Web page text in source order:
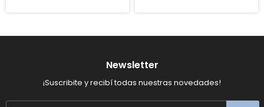
Newsletter
¡Suscribite y recibí todas nuestras novedades!